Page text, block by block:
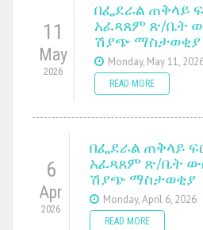
11
May
2026
በፌደራል ጠቅላይ
አፈጻጸም ጽ/ቤት
ሽያጭ ማስታወቂያ
Monday, May 11,
READ MORE
6
Apr
2026
በፌደራል ጠቅላይ
አፈጻጸም ጽ/ቤት
ሽያጭ ማስታወቂያ
Monday, April 6, 2026
READ MORE